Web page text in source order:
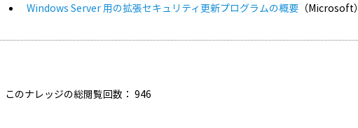
Windows Server 用の拡張セキュリティ更新プログラムの概要 （Microsoft）
このナレッジの総閲覧回数： 946